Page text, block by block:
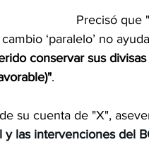
Precisó que
‘paralelo’ no
conservar sus
.
su cuenta de "X",
las intervenciones del